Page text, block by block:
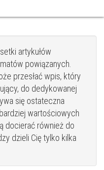
artykułów
powiązanych.
przesłać wpis, który
do dedykowanej
się ostateczna
wartościowych
docierać również do
dzieli Cię tylko kilka